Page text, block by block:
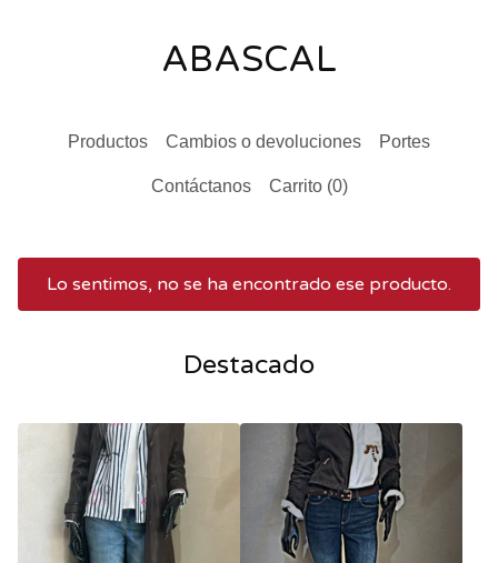
ABASCAL
Productos Cambios o devoluciones Portes
Contáctanos Carrito (0)
Lo sentimos, no se ha encontrado ese producto.
Destacado